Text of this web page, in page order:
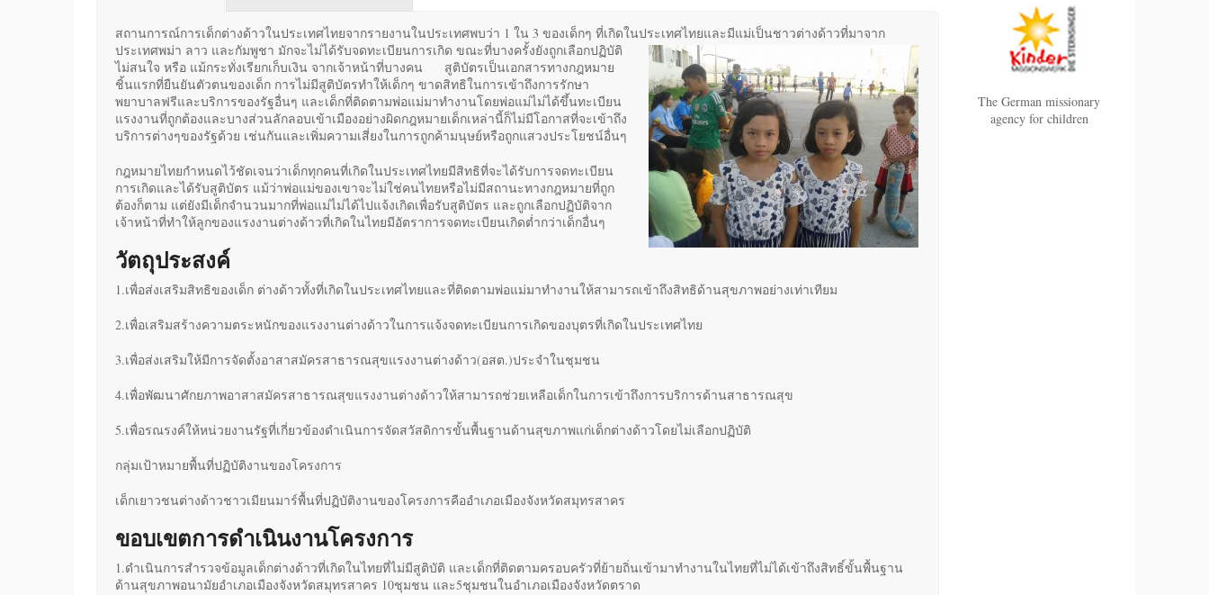
สถานการณ์การเด็กต่างด้าวในประเทศไทยจากรายงานในประเทศพบว่า 1 ใน 3 ของเด็กๆ ที่เกิดในประเทศไทยและมีแม่เป็นชาวต่างด้าวที่มาจาก
ประเทศพม่า ลาว และกัมพูชา มักจะไม่ได้รับจดทะเบียนการเกิด ขณะที่บางครั้งยังถูกเลือกปฏิบัติ
ไม่สนใจ หรือ แม้กระทั่งเรียกเก็บเงิน จากเจ้าหน้าที่บางคน สูติบัตรเป็นเอกสารทางกฎหมาย
ชิ้นแรกที่ยืนยันตัวตนของเด็ก การไม่มีสูติบัตรทำให้เด็กๆ ขาดสิทธิในการเข้าถึงการรักษา
พยาบาลฟรีและบริการของรัฐอื่นๆ และเด็กที่ติดตามพ่อแม่มาทำงานโดยพ่อแม่ไม่ได้ขึ้นทะเบียน
แรงงานที่ถูกต้องและบางส่วนลักลอบเข้าเมืองอย่างผิดกฎหมายเด็กเหล่านี้ก็ไม่มีโอกาสที่จะเข้าถึง
บริการต่างๆของรัฐด้วย เช่นกันและเพิ่มความเสี่ยงในการถูกค้ามนุษย์หรือถูกแสวงประโยชน์อื่นๆ
กฎหมายไทยกำหนดไว้ชัดเจนว่าเด็กทุกคนที่เกิดในประเทศไทยมีสิทธิที่จะได้รับการจดทะเบียน
การเกิดและได้รับสูติบัตร แม้ว่าพ่อแม่ของเขาจะไม่ใช่คนไทยหรือไม่มีสถานะทางกฎหมายที่ถูก
ต้องก็ตาม แต่ยังมีเด็กจำนวนมากที่พ่อแม่ไม่ได้ไปแจ้งเกิดเพื่อรับสูติบัตร และถูกเลือกปฏิบัติจาก
เจ้าหน้าที่ทำให้ลูกของแรงงานต่างด้าวที่เกิดในไทยมีอัตราการจดทะเบียนเกิดต่ำกว่าเด็กอื่นๆ
วัตถุประสงค์
1.เพื่อส่งเสริมสิทธิของเด็ก ต่างด้าวทั้งที่เกิดในประเทศไทยและที่ติดตามพ่อแม่มาทำงานให้สามารถเข้าถึงสิทธิด้านสุขภาพอย่างเท่าเทียม
2.เพื่อเสริมสร้างความตระหนักของแรงงานต่างด้าวในการแจ้งจดทะเบียนการเกิดของบุตรที่เกิดในประเทศไทย
3.เพื่อส่งเสริมให้มีการจัดตั้งอาสาสมัครสาธารณสุขแรงงานต่างด้าว(อสต.)ประจำในชุมชน
4.เพื่อพัฒนาศักยภาพอาสาสมัครสาธารณสุขแรงงานต่างด้าวให้สามารถช่วยเหลือเด็กในการเข้าถึงการบริการด้านสาธารณสุข
5.เพื่อรณรงค์ให้หน่วยงานรัฐที่เกี่ยวข้องดำเนินการจัดสวัสดิการขั้นพื้นฐานด้านสุขภาพแก่เด็กต่างด้าวโดยไม่เลือกปฏิบัติ
กลุ่มเป้าหมายพื้นที่ปฏิบัติงานของโครงการ
เด็กเยาวชนต่างด้าวชาวเมียนมาร์พื้นที่ปฏิบัติงานของโครงการคืออำเภอเมืองจังหวัดสมุทรสาคร
ขอบเขตการดำเนินงานโครงการ
1.ดำเนินการสำรวจข้อมูลเด็กต่างด้าวที่เกิดในไทยที่ไม่มีสูติบัติ และเด็กที่ติดตามครอบครัวที่ย้ายถิ่นเข้ามาทำงานในไทยที่ไม่ได้เข้าถึงสิทธิ์ขั้นพื้นฐาน
ด้านสุขภาพอนามัยอำเภอเมืองจังหวัดสมุทรสาคร 10ชุมชน และ5ชุมชนในอำเภอเมืองจังหวัดตราด
The German missionary
agency for children